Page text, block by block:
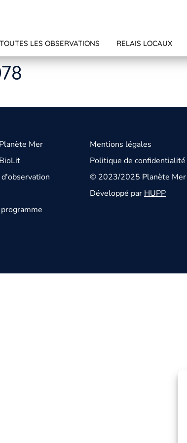
TOUTES LES OBSERVATIONS RELAIS LOCAUX
Mer
Mentions légales
Politique de confidentialité
© 2023/2025 Planète Mer
Développé parHUPP